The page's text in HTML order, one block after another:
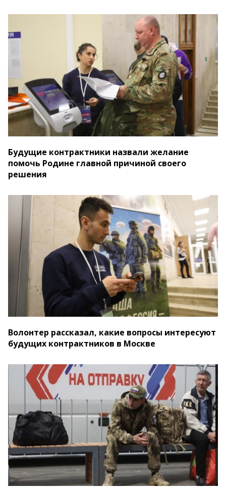
Будущие контрактники назвали желание
помочь Родине главной причиной своего
решения
Волонтер рассказал, какие вопросы интересуют
будущих контрактников в Москве